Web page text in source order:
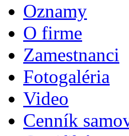
Oznamy
O firme
Zamestnanci
Fotogaléria
Video
Cenník